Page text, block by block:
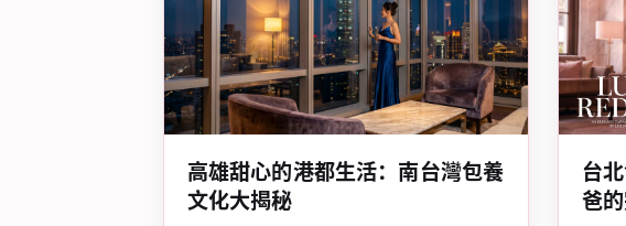
高雄甜心的港都生活：南台灣包養
文化大揭秘
台
爸